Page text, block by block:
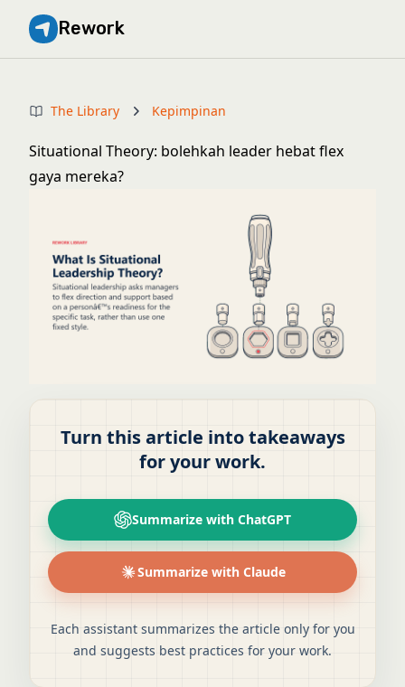
Rework
The Library Kepimpinan
Situational Theory: bolehkah leader hebat flex
gaya mereka?
Turn this article into takeaways
for your work.
Summarize with ChatGPT
Summarize with Claude
Each assistant summarizes the article only for you
and suggests best practices for your work.